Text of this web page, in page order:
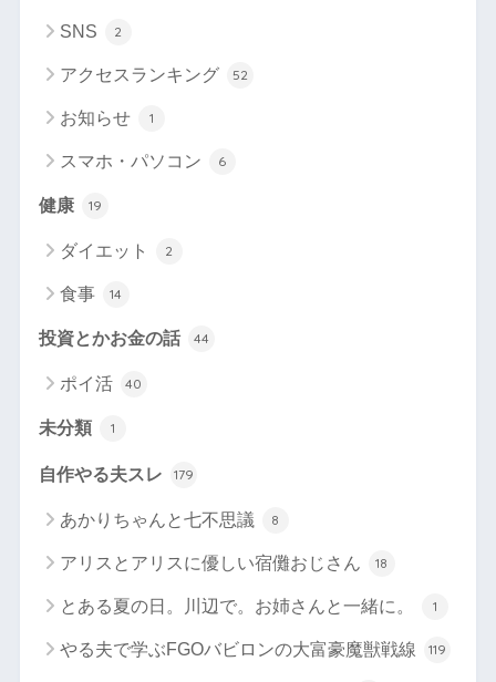
SNS 2
アクセスランキング 52
お知らせ 1
スマホ・パソコン 6
健康 19
ダイエット 2
食事 14
投資とかお金の話 44
ポイ活 40
未分類 1
自作やる夫スレ 179
あかりちゃんと七不思議 8
アリスとアリスに優しい宿儺おじさん 18
とある夏の日。川辺で。お姉さんと一緒に。 1
やる夫で学ぶFGOバビロンの大富豪魔獣戦線 119